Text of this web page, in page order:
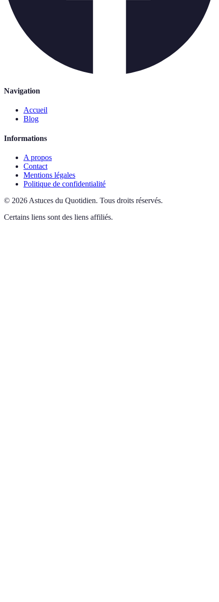
Navigation
Accueil
Blog
Informations
A propos
Contact
Mentions légales
Politique de confidentialité
© 2026 Astuces du Quotidien. Tous droits réservés.
Certains liens sont des liens affiliés.